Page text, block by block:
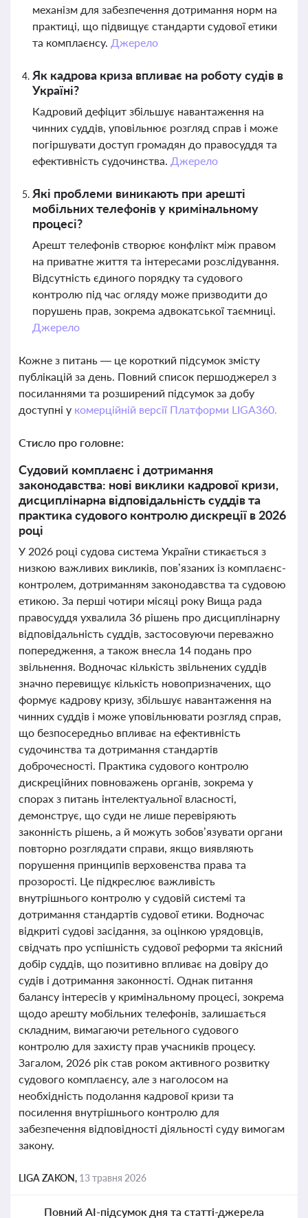
механізм для забезпечення дотримання норм на
практиці, що підвищує стандарти судової етики
та комплаєнсу. Джерело
Як кадрова криза впливає на роботу судів в
Україні?
Кадровий дефіцит збільшує навантаження на
чинних суддів, уповільнює розгляд справ і може
погіршувати доступ громадян до правосуддя та
ефективність судочинства. Джерело
Які проблеми виникають при арешті
мобільних телефонів у кримінальному
процесі?
Арешт телефонів створює конфлікт між правом
на приватне життя та інтересами розслідування.
Відсутність єдиного порядку та судового
контролю під час огляду може призводити до
порушень прав, зокрема адвокатської таємниці.
Джерело
Кожне з питань — це короткий підсумок змісту
публікацій за день. Повний список першоджерел з
посиланнями та розширений підсумок за добу
доступні у комерційній версії Платформи LIGA360.
Стисло про головне:
Судовий комплаєнс і дотримання
законодавства: нові виклики кадрової кризи,
дисциплінарна відповідальність суддів та
практика судового контролю дискреції в 2026
році
У 2026 році судова система України стикається з
низкою важливих викликів, пов’язаних із комплаєнс-
контролем, дотриманням законодавства та судовою
етикою. За перші чотири місяці року Вища рада
правосуддя ухвалила 36 рішень про дисциплінарну
відповідальність суддів, застосовуючи переважно
попередження, а також внесла 14 подань про
звільнення. Водночас кількість звільнених суддів
значно перевищує кількість новопризначених, що
формує кадрову кризу, збільшує навантаження на
чинних суддів і може уповільнювати розгляд справ,
що безпосередньо впливає на ефективність
судочинства та дотримання стандартів
доброчесності. Практика судового контролю
дискреційних повноважень органів, зокрема у
спорах з питань інтелектуальної власності,
демонструє, що суди не лише перевіряють
законність рішень, а й можуть зобов’язувати органи
повторно розглядати справи, якщо виявляють
порушення принципів верховенства права та
прозорості. Це підкреслює важливість
внутрішнього контролю у судовій системі та
дотримання стандартів судової етики. Водночас
відкриті судові засідання, за оцінкою урядовців,
свідчать про успішність судової реформи та якісний
добір суддів, що позитивно впливає на довіру до
судів і дотримання законності. Однак питання
балансу інтересів у кримінальному процесі, зокрема
щодо арешту мобільних телефонів, залишається
складним, вимагаючи ретельного судового
контролю для захисту прав учасників процесу.
Загалом, 2026 рік став роком активного розвитку
судового комплаєнсу, але з наголосом на
необхідність подолання кадрової кризи та
посилення внутрішнього контролю для
забезпечення відповідності діяльності суду вимогам
закону.
LIGA ZAKON, 13 травня 2026
Повний AI-підсумок дня та статті-джерела